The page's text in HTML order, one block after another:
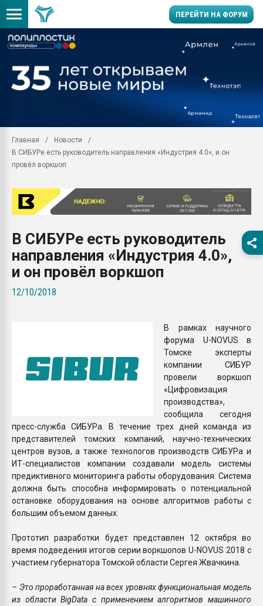
ПЕРЕЙТИ НА ФОРУМ
производство SPC
заводу пластмасс"
28.07.2026
первый план в
28.07.2026
ситуацией на
Главная
Новости
В СИБУРе есть руководитель направления «Индустрия 4.0», и он
провёл воркшоп
В СИБУРе есть руководитель
направления «Индустрия 4.0»,
и он провёл воркшоп
12/10/2018
В рамках научного
форума U-NOVUS в
Томске эксперты
компании СИБУР
провели воркшоп
«Цифровизация
производства»,
сообщила сегодня
пресс-служба СИБУРа. В течение трех дней команда из
представителей томских компаний, научно-технических
центров вузов, а также технологов производств СИБУРа и
ИТ-специалистов компании создавали модель системы
предиктивного мониторинга работы оборудования. Система
должна быть способна информировать о потенциальной
остановке оборудования на основе алгоритмов работы с
большим объемом данных.
Прототип разработки будет представлен 12 октября во
время подведения итогов серии воркшопов U-NOVUS 2018 с
участием губернатора Томской области Сергея Жвачкина.
– Это проработанная на всех уровнях функциональная модель
из области BigData с применением алгоритмов машинного